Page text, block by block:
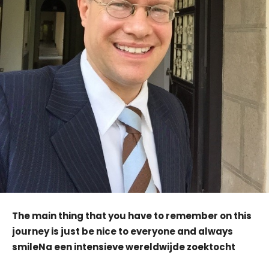
The main thing that you have to remember on this
journey is just be nice to everyone and always
smileNa een intensieve wereldwijde zoektocht